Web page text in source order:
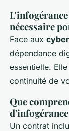
nécessaire
Face aux
dépendance
essentielle.
continuité de
Que
Un contrat